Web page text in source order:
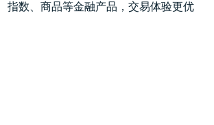
指数、商品等金融产品，交易体验更优